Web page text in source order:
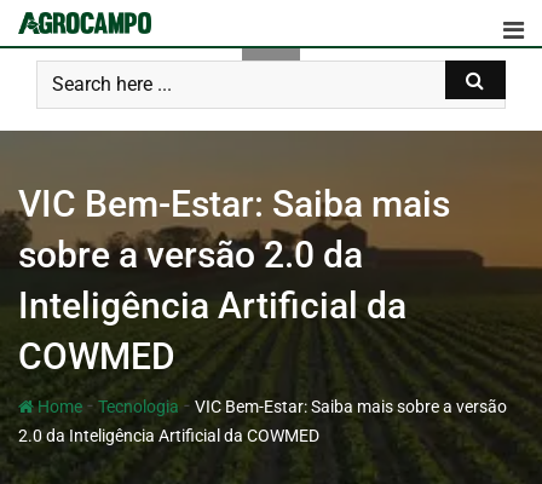
VIC Bem-Estar: Saiba mais
sobre a versão 2.0 da
Inteligência Artificial da
COWMED
Home- Tecnologia - VIC Bem-Estar: Saiba mais sobre a versão
2.0 da Inteligência Artificial da COWMED